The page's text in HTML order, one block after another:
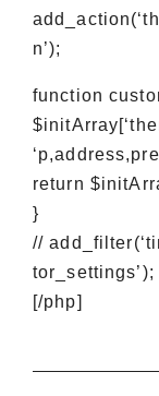
n’);
function
return
}
//
tor_settings’);
[/php]